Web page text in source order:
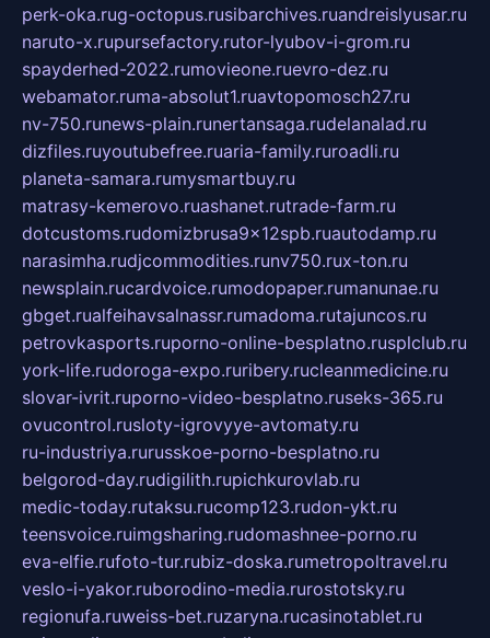
perk-oka.rug-octopus.rusibarchives.ruandreislyusar.ru
naruto-x.rupursefactory.rutor-lyubov-i-grom.ru
spayderhed-2022.rumovieone.ruevro-dez.ru
webamator.ruma-absolut1.ruavtopomosch27.ru
nv-750.runews-plain.runertansaga.rudelanalad.ru
dizfiles.ruyoutubefree.ruaria-family.ruroadli.ru
planeta-samara.rumysmartbuy.ru
matrasy-kemerovo.ruashanet.rutrade-farm.ru
dotcustoms.rudomizbrusa9x12spb.ruautodamp.ru
narasimha.rudjcommodities.runv750.rux-ton.ru
newsplain.rucardvoice.rumodopaper.rumanunae.ru
gbget.rualfeihavsalnassr.rumadoma.rutajuncos.ru
petrovkasports.ruporno-online-besplatno.rusplclub.ru
york-life.rudoroga-expo.ruribery.rucleanmedicine.ru
slovar-ivrit.ruporno-video-besplatno.ruseks-365.ru
ovucontrol.rusloty-igrovyye-avtomaty.ru
ru-industriya.rurusskoe-porno-besplatno.ru
belgorod-day.rudigilith.rupichkurovlab.ru
medic-today.rutaksu.rucomp123.rudon-ykt.ru
teensvoice.ruimgsharing.rudomashnee-porno.ru
eva-elfie.rufoto-tur.rubiz-doska.rumetropoltravel.ru
veslo-i-yakor.ruborodino-media.rurostotsky.ru
regionufa.ruweiss-bet.ruzaryna.rucasinotablet.ru